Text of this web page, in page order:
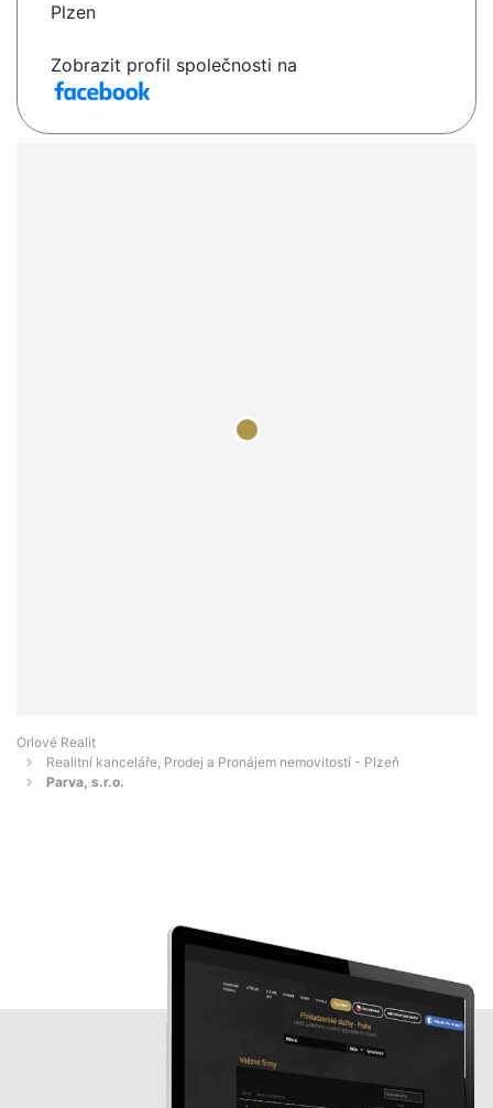
Plzen
Zobrazit profil společnosti na
Orlové Realit
Realitní kanceláře, Prodej a Pronájem nemovitostí - Plzeň
Parva, s.r.o.